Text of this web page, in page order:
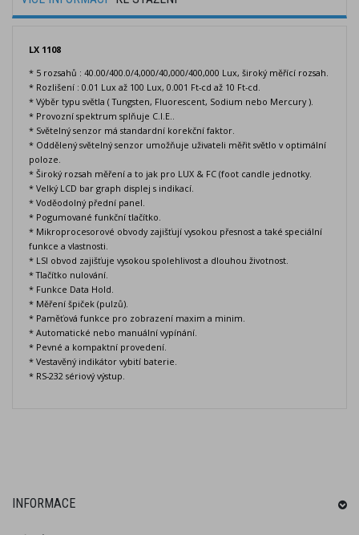
LX 1108
* 5 rozsahů : 40.00/400.0/4,000/40,000/400,000 Lux, široký měřící rozsah.
* Rozlišení : 0.01 Lux až 100 Lux, 0.001 Ft-cd až 10 Ft-cd.
* Výběr typu světla ( Tungsten, Fluorescent, Sodium nebo Mercury ).
* Provozní spektrum splňuje C.I.E..
* Světelný senzor má standardní korekční faktor.
* Oddělený světelný senzor umožňuje uživateli měřit světlo v optimální
poloze.
* Široký rozsah měření a to jak pro LUX & FC (foot candle jednotky.
* Velký LCD bar graph displej s indikací.
* Voděodolný přední panel.
* Pogumované funkční tlačítko.
* Mikroprocesorové obvody zajišťují vysokou přesnost a také speciální
funkce a vlastnosti.
* LSI obvod zajišťuje vysokou spolehlivost a dlouhou životnost.
* Tlačítko nulování.
* Funkce Data Hold.
* Měření špiček (pulzů).
* Paměťová funkce pro zobrazení maxim a minim.
* Automatické nebo manuální vypínání.
* Pevné a kompaktní provedení.
* Vestavěný indikátor vybití baterie.
* RS-232 sériový výstup.
INFORMACE